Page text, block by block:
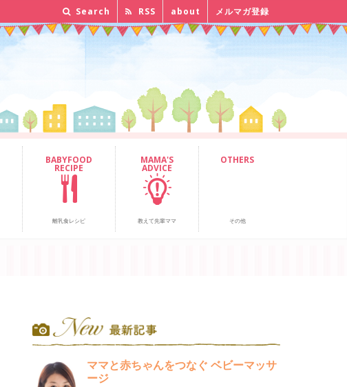
Search RSS about メルマガ登録
BABYFOOD
RECIPE
離乳食レシピ
MAMA'S
ADVICE
教えて先輩ママ
OTHERS
その他
ママと赤ちゃんをつなぐ ベビーマッサ
ージ